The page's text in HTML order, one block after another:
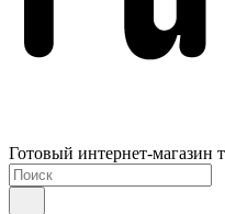
Готовый интернет-магазин